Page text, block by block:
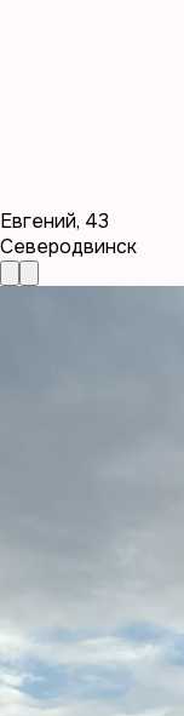
Евгений, 43
Северодвинск